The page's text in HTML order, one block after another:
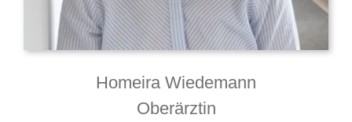
Homeira Wiedemann
Oberärztin